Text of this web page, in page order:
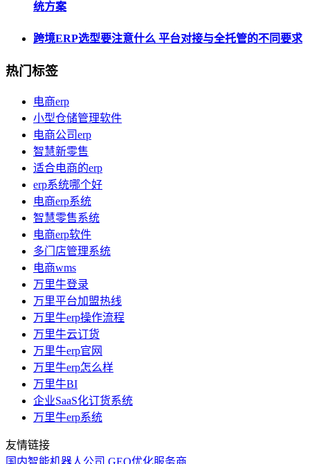
统方案
跨境ERP选型要注意什么 平台对接与全托管的不同要求
热门标签
电商erp
小型仓储管理软件
电商公司erp
智慧新零售
适合电商的erp
erp系统哪个好
电商erp系统
智慧零售系统
电商erp软件
多门店管理系统
电商wms
万里牛登录
万里平台加盟热线
万里牛erp操作流程
万里牛云订货
万里牛erp官网
万里牛erp怎么样
万里牛BI
企业SaaS化订货系统
万里牛erp系统
友情链接
国内智能机器人公司 GEO优化服务商